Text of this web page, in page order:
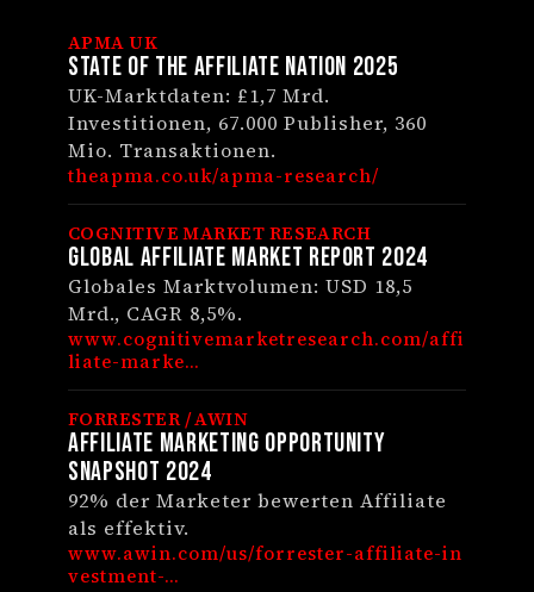
APMA UK
State of the Affiliate Nation 2025
UK-Marktdaten: £1,7 Mrd.
Investitionen, 67.000 Publisher, 360
Mio. Transaktionen.
theapma.co.uk/apma-research/
COGNITIVE MARKET RESEARCH
Global Affiliate Market Report 2024
Globales Marktvolumen: USD 18,5
Mrd., CAGR 8,5%.
www.cognitivemarketresearch.com/affi
liate-marke...
FORRESTER / AWIN
Affiliate Marketing Opportunity
Snapshot 2024
92% der Marketer bewerten Affiliate
als effektiv.
www.awin.com/us/forrester-affiliate-in
vestment-...